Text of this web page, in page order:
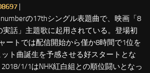
|
の17thシングル表題曲で、映画「8
実話」主題歌に起用されている。登場初
ートでは配信開始から僅か8時間で1位を
ト曲誕生を予感させる好スタートとな
1/1はNHK紅白組との順位闘いとなっ